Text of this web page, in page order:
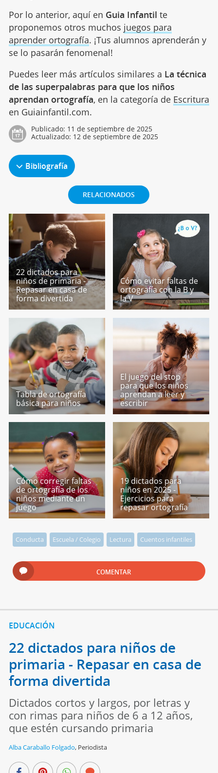
Por lo anterior, aquí en Guia Infantil te
proponemos otros muchos juegos para
aprender ortografía. ¡Tus alumnos aprenderán y
se lo pasarán fenomenal!
Puedes leer más artículos similares a La técnica
de las superpalabras para que los niños
aprendan ortografía, en la categoría de Escritura
en Guiainfantil.com.
Publicado: 11 de septiembre de 2025
Actualizado: 12 de septiembre de 2025
Bibliografía
RELACIONADOS
22 dictados para
niños de primaria -
Repasar en casa de
forma divertida
Cómo evitar faltas de
ortografía con la B y
la V
Tabla de ortografía
básica para niños
El juego del stop
para que los niños
aprendan a leer y
escribir
Cómo corregir faltas
de ortografía de los
niños mediante un
juego
19 dictados para
niños en 2025 -
Ejercicios para
repasar ortografía
Conducta Escuela / Colegio Lectura Cuentos infantiles
COMENTAR
EDUCACIÓN
22 dictados para niños de
primaria - Repasar en casa de
forma divertida
Dictados cortos y largos, por letras y
con rimas para niños de 6 a 12 años,
que estén cursando primaria
Alba Caraballo Folgado, Periodista